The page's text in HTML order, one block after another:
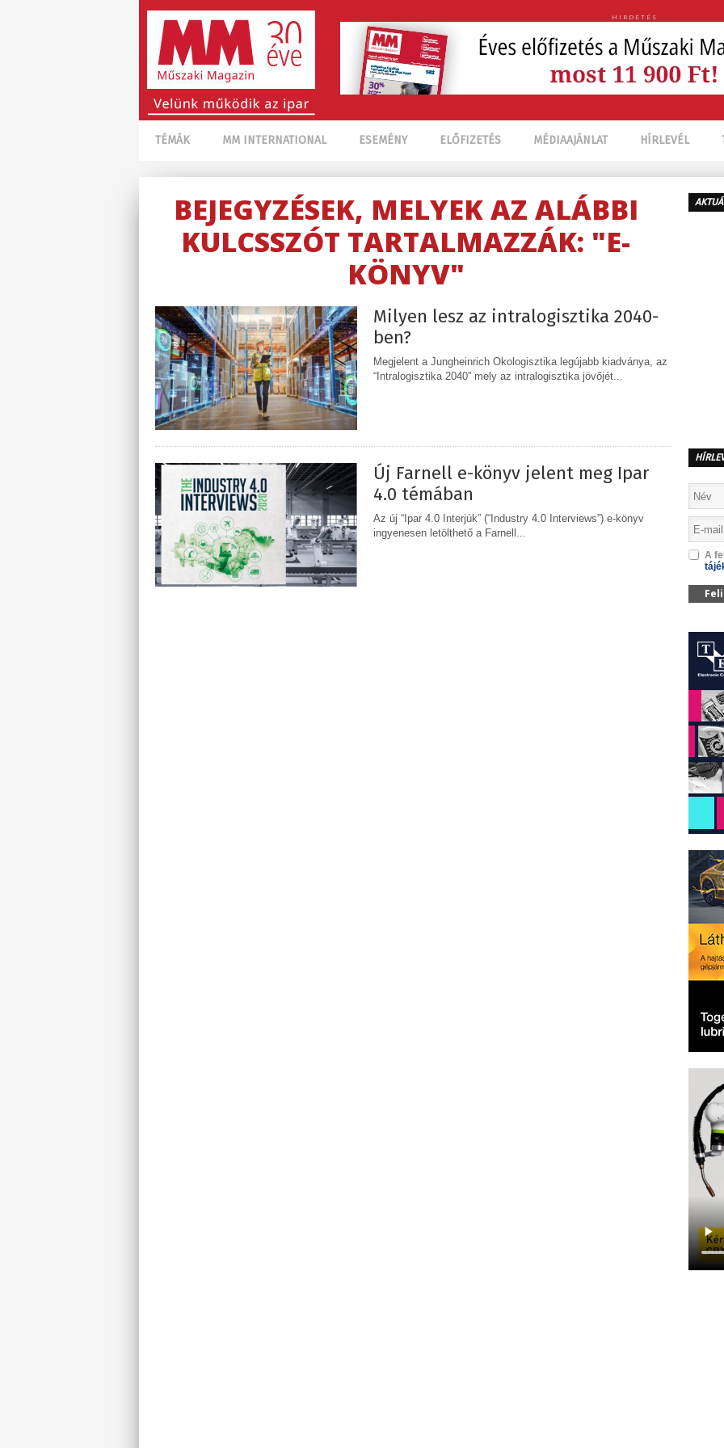
HIRDETÉS
TÉMÁK MM INTERNATIONAL ESEMÉNY ELŐFIZETÉS MÉDIAAJÁNLAT HÍRLEVÉL
BEJEGYZÉSEK, MELYEK AZ ALÁBBI
KULCSSZÓT TARTALMAZZÁK: "E-
KÖNYV"
Milyen lesz az intralogisztika 2040-
ben?
Megjelent a Jungheinrich Okologisztika legújabb kiadványa, az
“Intralogisztika 2040” mely az intralogisztika jövőjét...
Új Farnell e-könyv jelent meg Ipar
4.0 témában
Az új “Ipar 4.0 Interjúk” (“Industry 4.0 Interviews”) e-könyv
ingyenesen letölthető a Farnell...
A